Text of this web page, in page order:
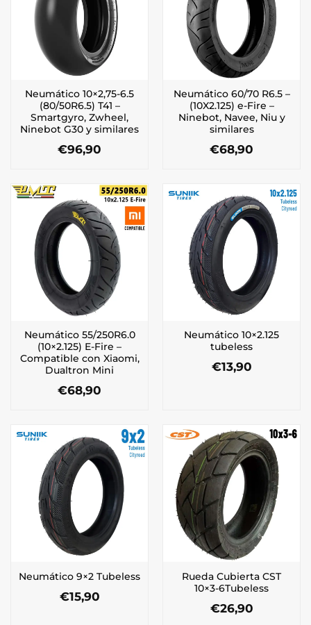
Neumático 10×2,75-6.5
(80/50R6.5) T41 –
Smartgyro, Zwheel,
Ninebot G30 y similares
€96,90
Neumático 60/70 R6.5 –
(10X2.125) e-Fire –
Ninebot, Navee, Niu y
similares
€68,90
Neumático 55/250R6.0
(10×2.125) E-Fire –
Compatible con Xiaomi,
Dualtron Mini
€68,90
Neumático 10×2.125
tubeless
€13,90
Neumático 9×2 Tubeless
€15,90
Rueda Cubierta CST
10×3-6Tubeless
€26,90